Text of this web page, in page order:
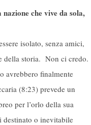
nazione che vive da sola,
isolato, senza amici,
della storia. Non ci credo.
avrebbero finalmente
(8:23) prevede un
per l’orlo della sua
destinato o inevitabile